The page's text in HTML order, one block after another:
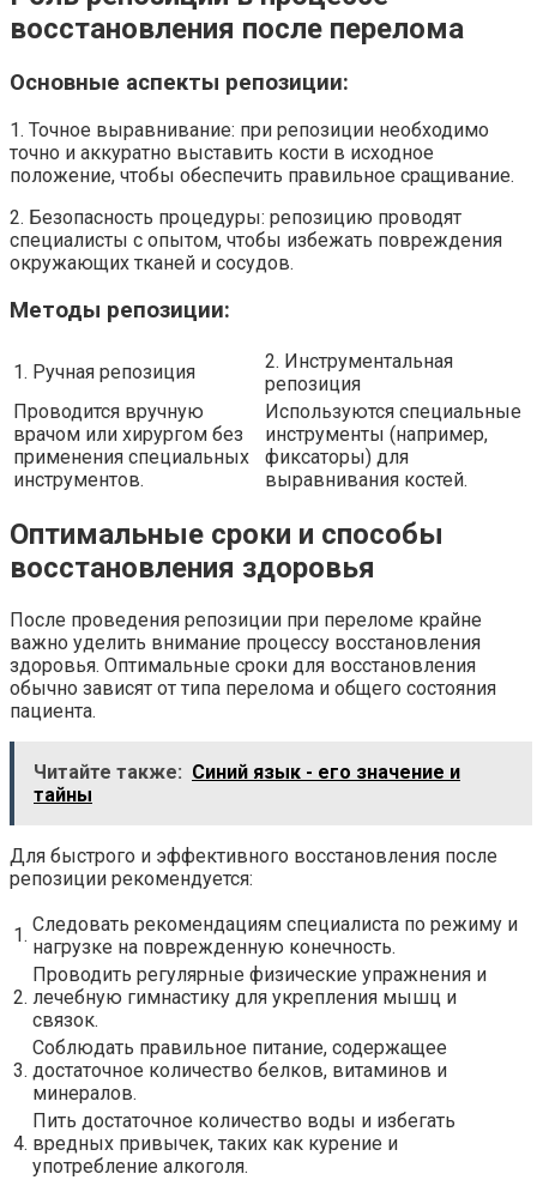
восстановления после перелома
Основные аспекты репозиции:
1. Точное выравнивание: при репозиции необходимо
точно и аккуратно выставить кости в исходное
положение, чтобы обеспечить правильное сращивание.
2. Безопасность процедуры: репозицию проводят
специалисты с опытом, чтобы избежать повреждения
окружающих тканей и сосудов.
Методы репозиции:
1. Ручная репозиция
2. Инструментальная
репозиция
Проводится вручную
врачом или хирургом без
применения специальных
инструментов.
Используются специальные
инструменты (например,
фиксаторы) для
выравнивания костей.
Оптимальные сроки и способы
восстановления здоровья
После проведения репозиции при переломе крайне
важно уделить внимание процессу восстановления
здоровья. Оптимальные сроки для восстановления
обычно зависят от типа перелома и общего состояния
пациента.
Читайте также: Синий язык - его значение и
тайны
Для быстрого и эффективного восстановления после
репозиции рекомендуется:
1. Следовать рекомендациям специалиста по режиму и
нагрузке на поврежденную конечность.
2.
Проводить регулярные физические упражнения и
лечебную гимнастику для укрепления мышц и
связок.
3.
Соблюдать правильное питание, содержащее
достаточное количество белков, витаминов и
минералов.
4.
Пить достаточное количество воды и избегать
вредных привычек, таких как курение и
употребление алкоголя.